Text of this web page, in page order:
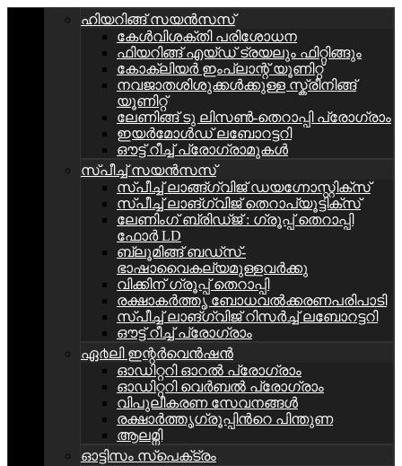
ഹിയറിങ്ങ് സയൻസസ്
കേള്‍വിശക്തി പരിശോധന
ഫിയറിങ്ങ് എയ്ഡ് ട്രയലും ഫിറ്റിങ്ങും
കോക്ലിയർ ഇംപ്ലാന്റ് യൂണിറ്റ്
നവജാതശിശുക്കൾക്കുള്ള സ്ക്രീനിങ്ങ്
യൂണിറ്റ്
ലേണിങ്ങ് ടു ലിസൺ-തെറാപ്പി പ്രോഗ്രാം
ഇയർമോൾഡ് ലബോറട്ടറി
ഔട്ട് റീച്ച് പ്രോഗ്രാമുകൾ
സ്പീച്ച് സയൻസസ്
സ്പീച്ച് ലാങ്ങ്ഗ്വിജ് ഡയഗ്നോസ്റ്റിക്സ്
സ്പീച്ച് ലാങ്ഗ്വിജ് തെറാപ്യൂട്ടിക്സ്
ലേണിംഗ് ബ്രിഡ്ജ് : ഗ്രൂപ്പ്‌ തെറാപ്പി
ഫോർ LD
ബ്ലൂമിങ്ങ് ബഡ്സ്-
ഭാഷാവൈകല്യമുള്ളവർക്കു
വിക്കിന് ഗ്രൂപ്പ് തെറാപ്പി
രക്ഷാകർത്തൃ ബോധവൽക്കരണപരിപാടി
സ്പീച്ച് ലാങ്ഗ്വിജ് റിസർച്ച് ലബോറട്ടറി
ഔട്ട് റീച്ച് പ്രോഗ്രാം
ഏ൪ലി ഇന്റർവെൻഷൻ
ഓഡിറ്ററി ഓറൽ പ്രോഗ്രാം
ഓഡിറ്ററി വെർബൽ പ്രോഗ്രാം
വിപുലീകരണ സേവനങ്ങള്‍
രക്ഷാർത്തൃഗ്രൂപ്പിന്‍റെ പിന്തുണ
ആലമ്നി
ഓട്ടിസം സ്‌പെക്‌ട്രം